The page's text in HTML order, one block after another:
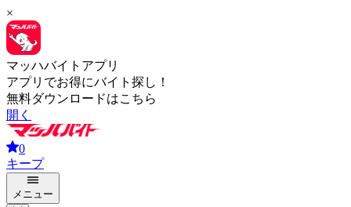
×
マッハバイトアプリ
アプリでお得にバイト探し！
無料ダウンロードはこちら
開く
0
キープ
メニュー